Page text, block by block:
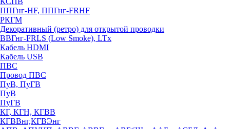
ППГнг-HF, ППГнг-FRHF
РКГМ
Декоративный (ретро) для открытой проводки
ВВГнг-FRLS (Low Smoke), LTx
Кабель HDMI
Кабель USB
ПВС
Провод ПВС
ПуВ, ПуГВ
ПуВ
ПуГВ
КГ, КГН, КГВВ
КГВВнг,КГВЭнг